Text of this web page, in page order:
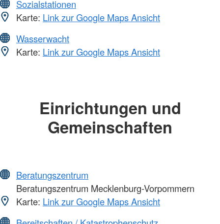
Sozialstationen
Karte: Link zur Google Maps Ansicht
Wasserwacht
Karte: Link zur Google Maps Ansicht
Einrichtungen und
Gemeinschaften
Beratungszentrum
Beratungszentrum Mecklenburg-Vorpommern
Karte: Link zur Google Maps Ansicht